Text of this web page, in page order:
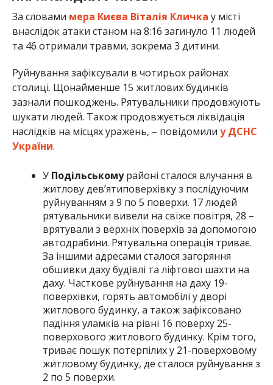
За словами мера Києва Віталія Кличка у місті
внаслідок атаки станом на 8:16 загинуло 11 людей
та 46 отримали травми, зокрема 3 дитини.
Руйнування зафіксували в чотирьох районах
столиці. Щонайменше 15 житлових будинків
зазнали пошкоджень. Рятувальники продовжують
шукати людей. Також продовжується ліквідація
наслідків на місцях уражень, – повідомили у ДСНС
України.
У Подільськомурайоні сталося влучання в
житлову дев’ятиповерхівку з послідуючим
руйнуванням з 9 по 5 поверхи. 17 людей
рятувальники вивели на свіже повітря, 28 –
врятували з верхніх поверхів за допомогою
автодрабини. Рятувальна операція триває.
За іншими адресами сталося загоряння
обшивки даху будівлі та ліфтової шахти на
даху. Часткове руйнування на даху 19-
поверхівки, горять автомобілі у дворі
житлового будинку, а також зафіксовано
падіння уламків на рівні 16 поверху 25-
поверхового житлового будинку. Крім того,
триває пошук потерпілих у 21-поверховому
житловому будинку, де сталося руйнування з
2 по 5 поверхи.